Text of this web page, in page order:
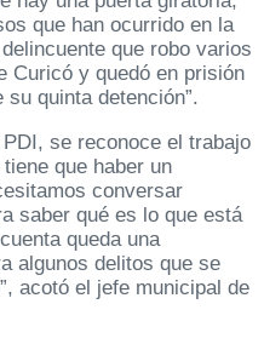
que han ocurrido en la
que robo varios
Curicó y quedó en prisión
quinta detención”.
se reconoce el trabajo
que haber un
conversar
saber qué es lo que está
queda una
algunos delitos que se
acotó el jefe municipal de